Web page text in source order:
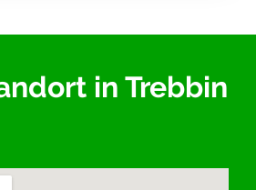
in Trebbin